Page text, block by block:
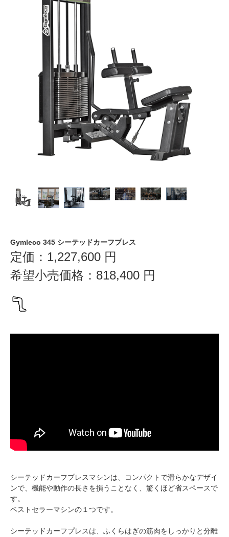
Gymleco 345 シーテッドカーフプレス
定価： 1,227,600 円
希望小売価格： 818,400 円
シーテッドカーフプレスマシンは、コンパクトで滑らかなデザイ
ンで、機能や動作の長さを損うことなく、驚くほど省スペースで
す。
ベストセラーマシンの１つです。
シーテッドカーフプレスは、ふくらはぎの筋肉をしっかりと分離